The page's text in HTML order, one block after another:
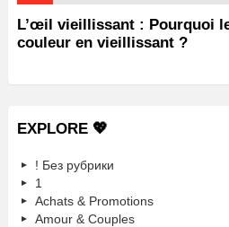
L’œil vieillissant : Pourquoi
couleur en vieillissant ?
EXPLORE 💖
! Без рубрики
1
Achats & Promotions
Amour & Couples